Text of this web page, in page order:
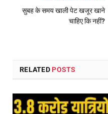
सुबह के समय खाली पेट खजूर खाने
चाहिए कि नहीं?
RELATED POSTS